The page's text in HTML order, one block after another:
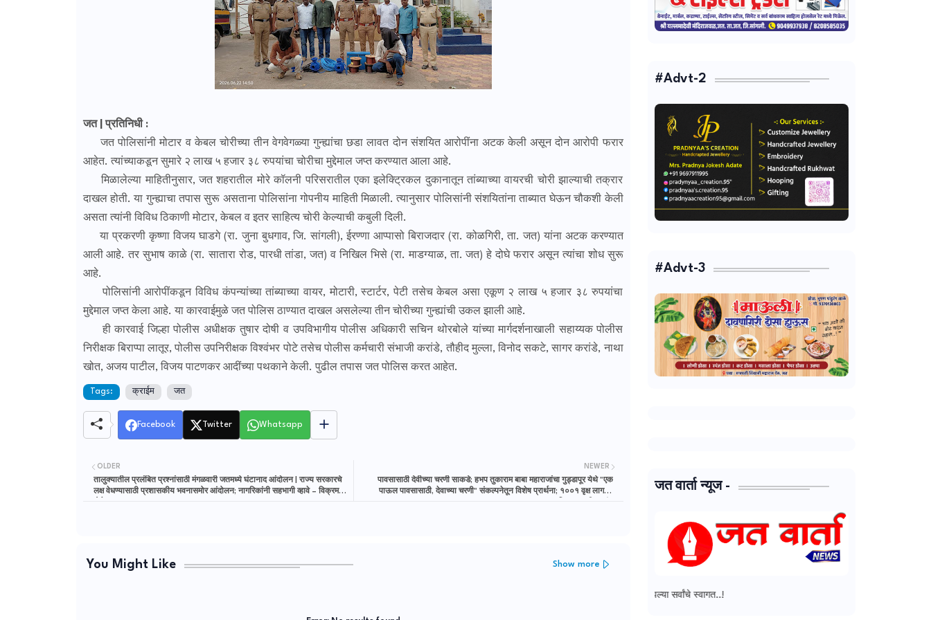
जत | प्रतिनिधी :
जत पोलिसांनी मोटार व केबल चोरीच्या तीन वेगवेगळ्या गुन्ह्यांचा छडा लावत दोन संशयित आरोपींना अटक केली असून दोन आरोपी फरार
आहेत. त्यांच्याकडून सुमारे २ लाख ५ हजार ३८ रुपयांचा चोरीचा मुद्देमाल जप्त करण्यात आला आहे.
मिळालेल्या माहितीनुसार, जत शहरातील मोरे कॉलनी परिसरातील एका इलेक्ट्रिकल दुकानातून तांब्याच्या वायरची चोरी झाल्याची तक्रार
दाखल होती. या गुन्ह्याचा तपास सुरू असताना पोलिसांना गोपनीय माहिती मिळाली. त्यानुसार पोलिसांनी संशयितांना ताब्यात घेऊन चौकशी केली
असता त्यांनी विविध ठिकाणी मोटार, केबल व इतर साहित्य चोरी केल्याची कबुली दिली.
या प्रकरणी कृष्णा विजय घाडगे (रा. जुना बुधगाव, जि. सांगली), ईरण्णा आप्पासो बिराजदार (रा. कोळगिरी, ता. जत) यांना अटक करण्यात
आली आहे. तर सुभाष काळे (रा. सातारा रोड, पारधी तांडा, जत) व निखिल भिसे (रा. माडग्याळ, ता. जत) हे दोघे फरार असून त्यांचा शोध सुरू
आहे.
पोलिसांनी आरोपींकडून विविध कंपन्यांच्या तांब्याच्या वायर, मोटारी, स्टार्टर, पेटी तसेच केबल असा एकूण २ लाख ५ हजार ३८ रुपयांचा
मुद्देमाल जप्त केला आहे. या कारवाईमुळे जत पोलिस ठाण्यात दाखल असलेल्या तीन चोरीच्या गुन्ह्यांची उकल झाली आहे.
ही कारवाई जिल्हा पोलीस अधीक्षक तुषार दोषी व उपविभागीय पोलीस अधिकारी सचिन थोरबोले यांच्या मार्गदर्शनाखाली सहाय्यक पोलीस
निरीक्षक बिराप्पा लातूर, पोलीस उपनिरीक्षक विश्वंभर पोटे तसेच पोलीस कर्मचारी संभाजी करांडे, तौहीद मुल्ला, विनोद सकटे, सागर करांडे, नाथा
खोत, अजय पाटील, विजय पाटणकर आदींच्या पथकाने केली. पुढील तपास जत पोलिस करत आहेत.
Tags: क्राईम जत
Facebook Twitter Whatsapp
NEWER
पावसासाठी देवीच्या चरणी साकडे; हभप तुकाराम बाबा महाराजांचा गुड्डापूर येथे "एक
पाऊल पावसासाठी, देवाच्या चरणी" संकल्पनेतून विशेष प्रार्थना; १००१ वृक्ष लागवड
OLDER
तालुक्यातील प्रलंबित प्रश्नांसाठी मंगळवारी जतमध्ये घंटानाद आंदोलन | राज्य सरकारचे
लक्ष वेधण्यासाठी प्रशासकीय भवनासमोर आंदोलन; नागरिकांनी सहभागी व्हावे – विक्रम
You Might Like Show more
#Advt-2
#Advt-3
जत वार्ता न्यूज -
जत वार्ता न्यूज - मध्ये आपल्या सर्वांचे स्वागत..!